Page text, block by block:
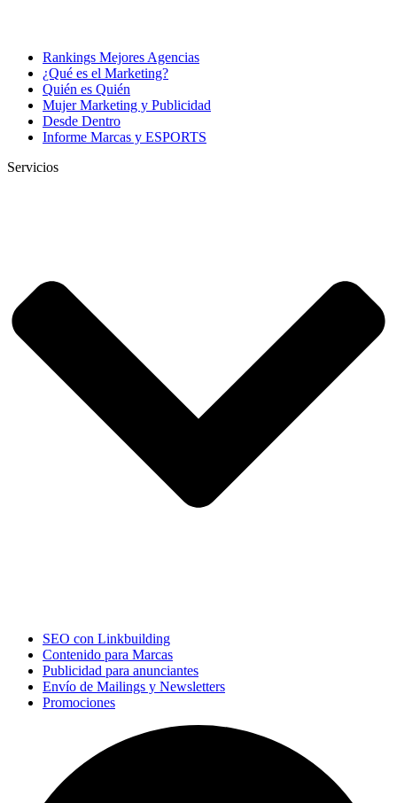
Rankings Mejores Agencias
¿Qué es el Marketing?
Quién es Quién
Mujer Marketing y Publicidad
Desde Dentro
Informe Marcas y ESPORTS
Servicios
SEO con Linkbuilding
Contenido para Marcas
Publicidad para anunciantes
Envío de Mailings y Newsletters
Promociones